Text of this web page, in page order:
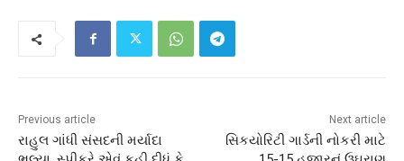
Previous article
રાહુલ ગાંધી સંસદની મર્યાદા
Next article
સિકયોરિટી ગાર્ડની નોકરી માટે